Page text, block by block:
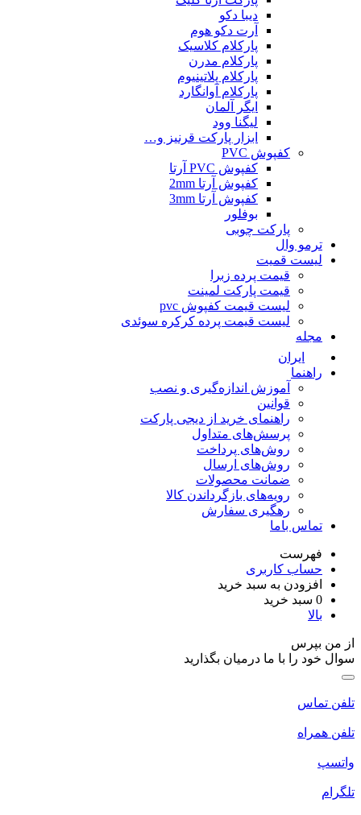
دیبا دکو
آرت دکو هوم
پارکلام کلاسیک
پارکلام مدرن
پارکلام پلاتینیوم
پارکلام آوانگارد
ایگر آلمان
لیگنا وود
ابزار پارکت قرنیز و…
کفپوش PVC
کفپوش PVC آرتا
کفپوش آرتا 2mm
کفپوش آرتا 3mm
بوفلور
پارکت چوبی
ترمو وال
لیست قمیت
قیمت پرده زبرا
قیمت پارکت لمینت
لیست قیمت کفپوش pvc
لیست قیمت پرده کرکره سوئدی
مجله
ایران
راهنما
آموزش اندازه‌گیری و نصب
قوانین
راهنمای خرید از دیجی پارکت
پرسش‌های متداول
روش‌های پرداخت
روش‌های ارسال
ضمانت محصولات
رویه‌های بازگرداندن کالا
رهگیری سفارش
تماس باما
فهرست
حساب کاربری
افزودن به سبد خرید
0 سبد خرید
بالا
از من بپرس
سوال خود را با ما درمیان بگذارید
تلفن تماس
تلفن همراه
واتسپ
تلگرام